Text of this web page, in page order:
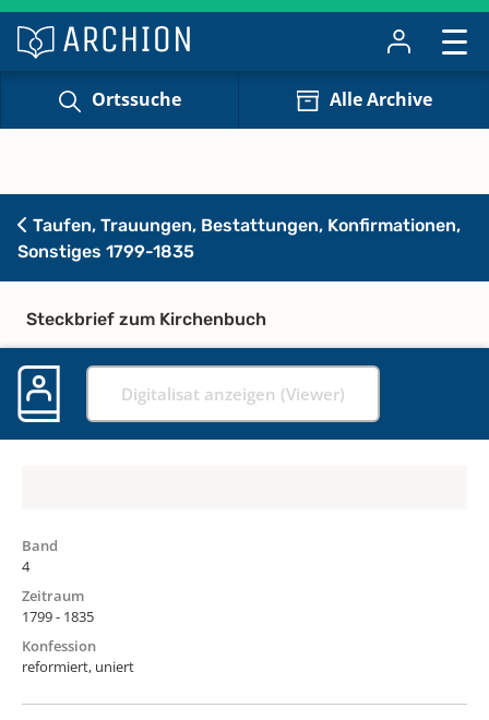
Ortssuche Alle Archive
Taufen, Trauungen, Bestattungen, Konfirmationen,
Sonstiges 1799-1835
Steckbrief zum Kirchenbuch
Digitalisat anzeigen (Viewer)
Band
4
Zeitraum
1799 - 1835
Konfession
reformiert, uniert